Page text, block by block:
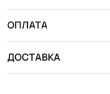
ОПЛАТА
ДОСТАВКА